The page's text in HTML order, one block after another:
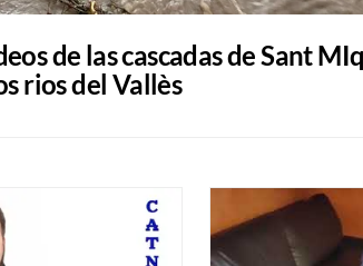
de las cascadas de Sant
rios del Vallès